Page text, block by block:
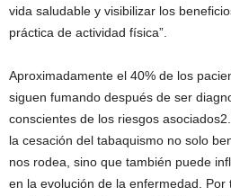
vida saludable y visibilizar los
práctica de actividad física”.
Aproximadamente el 40% de los
siguen fumando después de ser
conscientes de los riesgos
la cesación del tabaquismo no solo
nos rodea, sino que también puede
en la evolución de la enfermedad.